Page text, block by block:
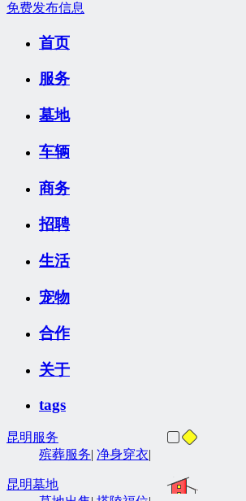
免费发布信息
首页
服务
墓地
车辆
商务
招聘
生活
宠物
合作
关于
tags
昆明服务
殡葬服务| 净身穿衣|
昆明墓地